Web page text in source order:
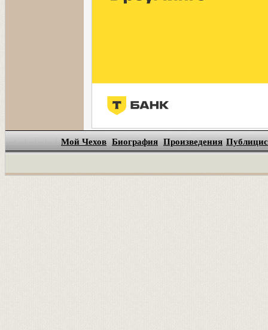
Мой Чехов Биография Произведения